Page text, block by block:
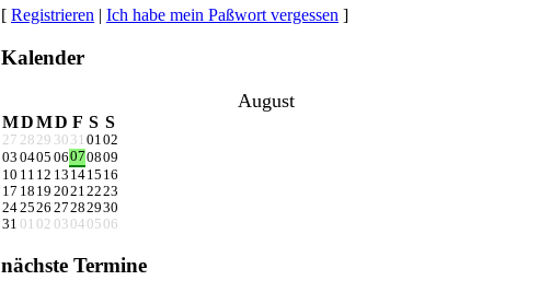
[ Registrieren | Ich habe mein Paßwort vergessen ]
Kalender
August
MDMD F S S
27 28 29 30 31 0102
03 0405 06070809
10 11 12 13 1415 16
17 18 19 20212223
242526 27282930
31 01 02 03 04 05 06
nächste Termine